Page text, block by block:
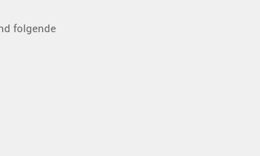
folgende